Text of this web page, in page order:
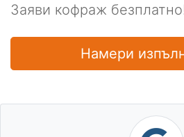
Заяви кофраж
Намери